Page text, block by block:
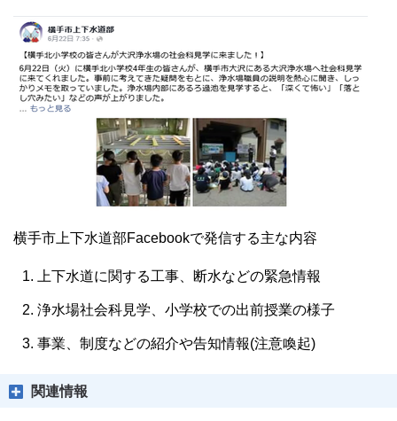
横手市上下水道部Facebookで発信する主な内容
上下水道に関する工事、断水などの緊急情報
浄水場社会科見学、小学校での出前授業の様子
事業、制度などの紹介や告知情報(注意喚起)
関連情報